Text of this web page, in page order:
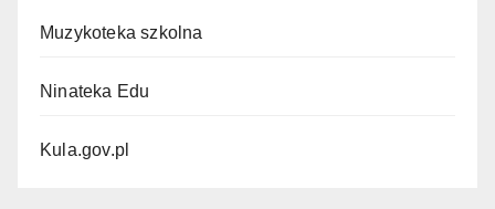
Muzykoteka szkolna
Ninateka Edu
Kula.gov.pl